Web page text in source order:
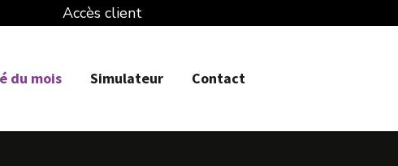
Accès client
du mois Simulateur Contact